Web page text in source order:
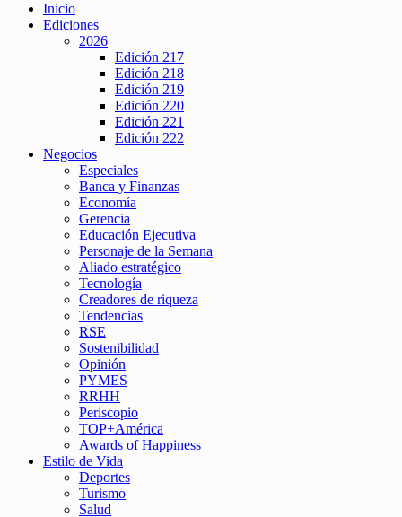
Inicio
Ediciones
2026
Edición 217
Edición 218
Edición 219
Edición 220
Edición 221
Edición 222
Negocios
Especiales
Banca y Finanzas
Economía
Gerencia
Educación Ejecutiva
Personaje de la Semana
Aliado estratégico
Tecnología
Creadores de riqueza
Tendencias
RSE
Sostenibilidad
Opinión
PYMES
RRHH
Periscopio
TOP+América
Awards of Happiness
Estilo de Vida
Deportes
Turismo
Salud